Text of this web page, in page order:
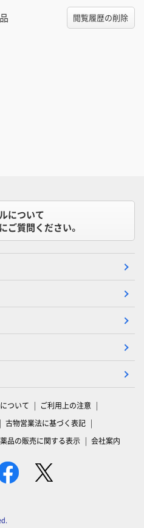
閲覧履歴の削除
について
ご質問ください。
ついて
ご利用上の注意
古物営業法に基づく表記
品の販売に関する表示 会社案内